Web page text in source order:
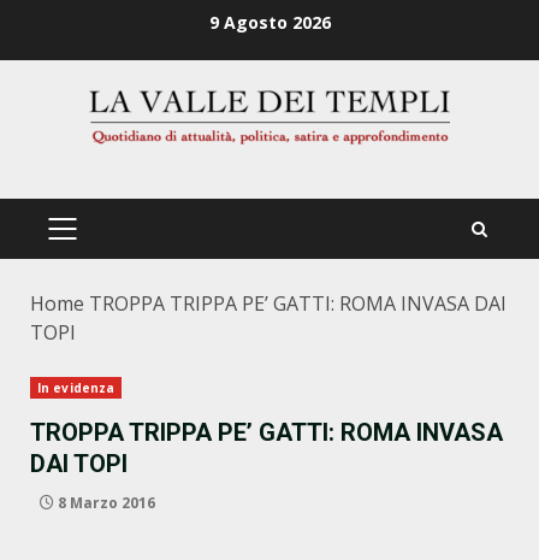
9 Agosto 2026
PRIMÄRES
Home TROPPA TRIPPA PE’ GATTI: ROMA INVASA DAI
TOPI
In evidenza
TROPPA TRIPPA PE’ GATTI: ROMA INVASA
DAI TOPI
8 Marzo 2016